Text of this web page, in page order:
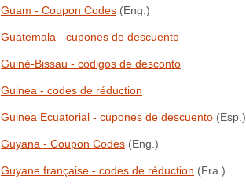
Guam - Coupon Codes (Eng.)
Guatemala - cupones de descuento
Guiné-Bissau - códigos de desconto
Guinea - codes de réduction
Guinea Ecuatorial - cupones de descuento (Esp.)
Guyana - Coupon Codes (Eng.)
Guyane française - codes de réduction (Fra.)